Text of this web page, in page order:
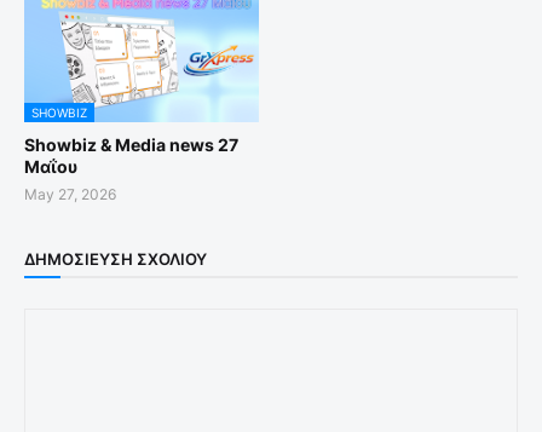
SHOWBIZ
Showbiz & Media news 27
Μαΐου
May 27, 2026
ΔΗΜΟΣΊΕΥΣΗ ΣΧΟΛΊΟΥ